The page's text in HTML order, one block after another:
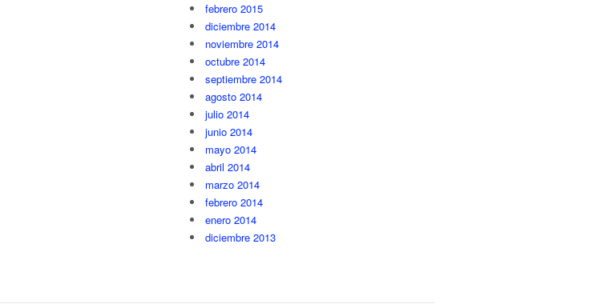
febrero 2015
diciembre 2014
noviembre 2014
octubre 2014
septiembre 2014
agosto 2014
julio 2014
junio 2014
mayo 2014
abril 2014
marzo 2014
febrero 2014
enero 2014
diciembre 2013